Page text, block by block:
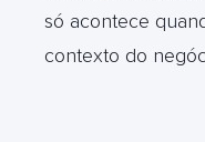
só acontece
contexto do